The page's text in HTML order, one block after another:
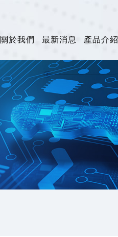
關於我們 最新消息 產品介紹